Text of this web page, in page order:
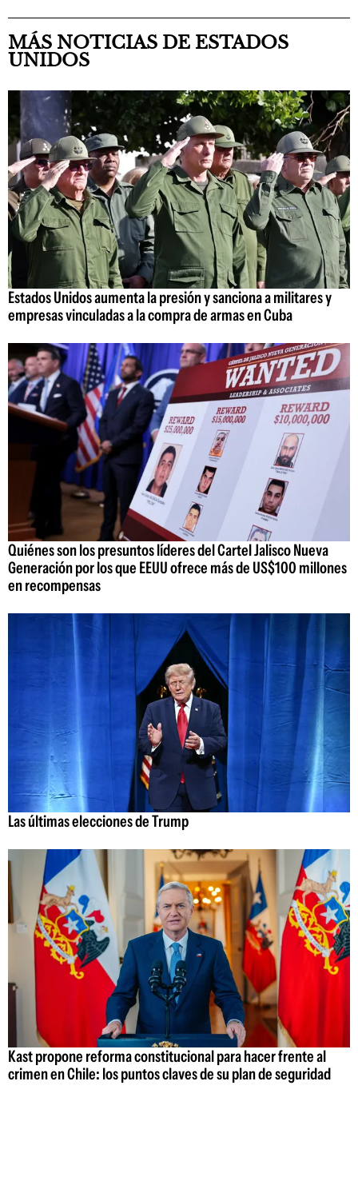
MÁS NOTICIAS DE ESTADOS
UNIDOS
Estados Unidos aumenta la presión y sanciona a militares y
empresas vinculadas a la compra de armas en Cuba
Quiénes son los presuntos líderes del Cartel Jalisco Nueva
Generación por los que EEUU ofrece más de US$100 millones
en recompensas
Las últimas elecciones de Trump
Kast propone reforma constitucional para hacer frente al
crimen en Chile: los puntos claves de su plan de seguridad